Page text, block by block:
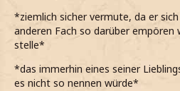
*ziemlich sicher vermute, da er
anderen Fach so darüber empören
stelle*
*das immerhin eines seiner
es nicht so nennen würde*